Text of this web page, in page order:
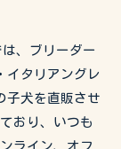
は、ブリーダー
イタリアングレ
子犬を直販させ
おり、いつも
ライン、オフ